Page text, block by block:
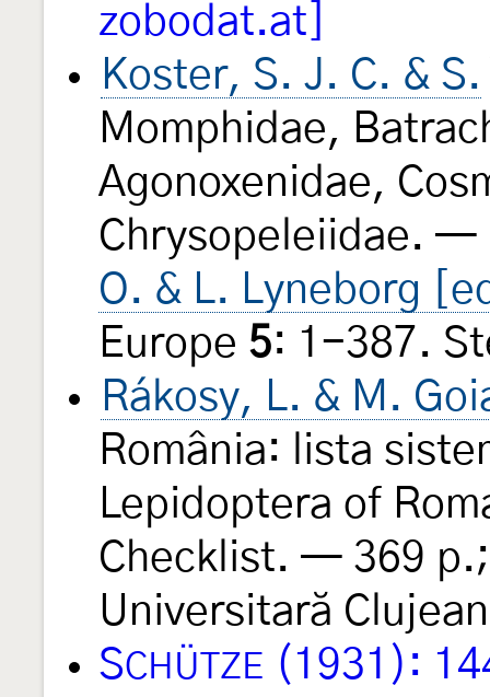
zobodat.at]
Koster, S. J. C. & S.
Momphidae,
Agonoxenidae,
Chrysopeleiidae.
O. & L. Lyneborg
Europe 5: 1-387.
Rákosy, L. & M.
România: lista
Lepidoptera of
Checklist. — 369
Universitară
SCHÜTZE (1931):